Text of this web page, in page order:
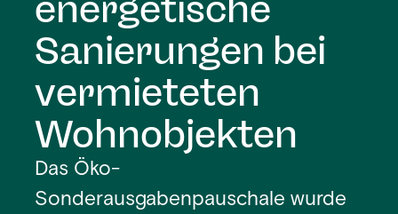
energetische
Sanierungen bei
vermieteten
Wohnobjekten
Das Öko-
Sonderausgabenpauschale wurde